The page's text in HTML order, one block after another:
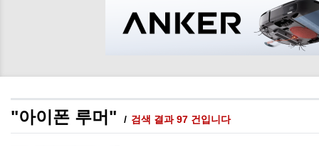
"아이폰 루머" 검색 결과 97 건입니다